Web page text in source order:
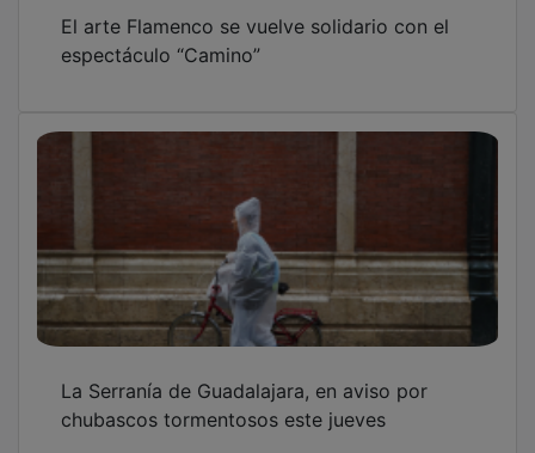
La Diputación de Guadalajara convoca el
premio Impulso Rural para pueblos menores
de 1.000 habitantes